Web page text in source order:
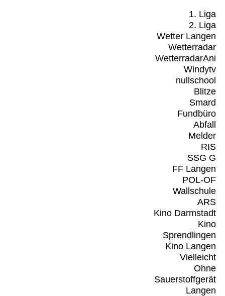
1. Liga
2. Liga
Wetter Langen
Wetterradar
WetterradarAni
Windytv
nullschool
Blitze
Smard
Fundbüro
Abfall
Melder
RIS
SSG G
FF Langen
POL-OF
Wallschule
ARS
Kino Darmstadt
Kino
Sprendlingen
Kino Langen
Vielleicht
Ohne
Sauerstoffgerät
Langen